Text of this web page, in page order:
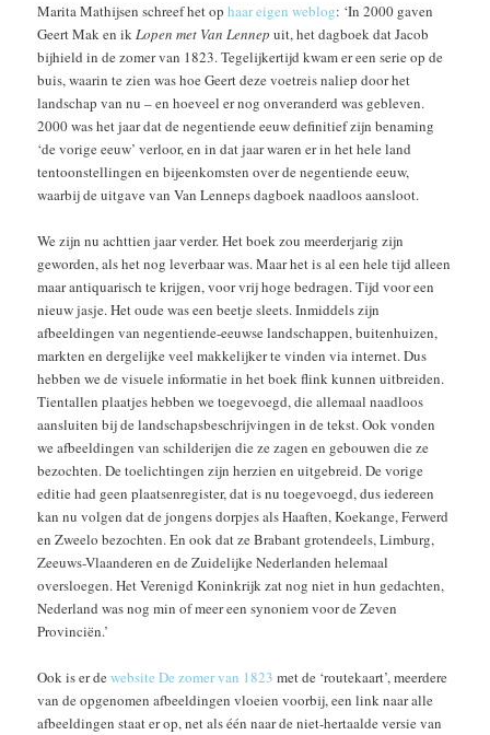
Marita Mathijsen schreef het ophaar eigen weblog: ‘In 2000 gaven
Geert Mak en ikLopen met Van Lennep uit, het dagboek dat Jacob
bijhield in de zomer van 1823. Tegelijkertijd kwam er een serie op de
buis, waarin te zien was hoe Geert deze voetreis naliep door het
landschap van nu – en hoeveel er nog onveranderd was gebleven.
2000 was het jaar dat de negentiende eeuw definitief zijn benaming
‘de vorige eeuw’ verloor, en in dat jaar waren er in het hele land
tentoonstellingen en bijeenkomsten over de negentiende eeuw,
waarbij de uitgave van Van Lenneps dagboek naadloos aansloot.
We zijn nu achttien jaar verder. Het boek zou meerderjarig zijn
geworden, als het nog leverbaar was. Maar het is al een hele tijd alleen
maar antiquarisch te krijgen, voor vrij hoge bedragen. Tijd voor een
nieuw jasje. Het oude was een beetje sleets. Inmiddels zijn
afbeeldingen van negentiende-eeuwse landschappen, buitenhuizen,
markten en dergelijke veel makkelijker te vinden via internet. Dus
hebben we de visuele informatie in het boek flink kunnen uitbreiden.
Tientallen plaatjes hebben we toegevoegd, die allemaal naadloos
aansluiten bij de landschapsbeschrijvingen in de tekst. Ook vonden
we afbeeldingen van schilderijen die ze zagen en gebouwen die ze
bezochten. De toelichtingen zijn herzien en uitgebreid. De vorige
editie had geen plaatsenregister, dat is nu toegevoegd, dus iedereen
kan nu volgen dat de jongens dorpjes als Haaften, Koekange, Ferwerd
en Zweelo bezochten. En ook dat ze Brabant grotendeels, Limburg,
Zeeuws-Vlaanderen en de Zuidelijke Nederlanden helemaal
oversloegen. Het Verenigd Koninkrijk zat nog niet in hun gedachten,
Nederland was nog min of meer een synoniem voor de Zeven
Provinciën.’
Ook is er dewebsite De zomer van 1823 met de ‘routekaart’, meerdere
van de opgenomen afbeeldingen vloeien voorbij, een link naar alle
afbeeldingen staat er op, net als één naar de niet-hertaalde versie van